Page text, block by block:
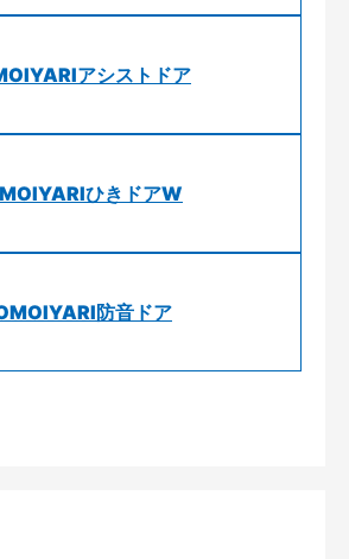
アシストドア
ひきドアW
防音ドア